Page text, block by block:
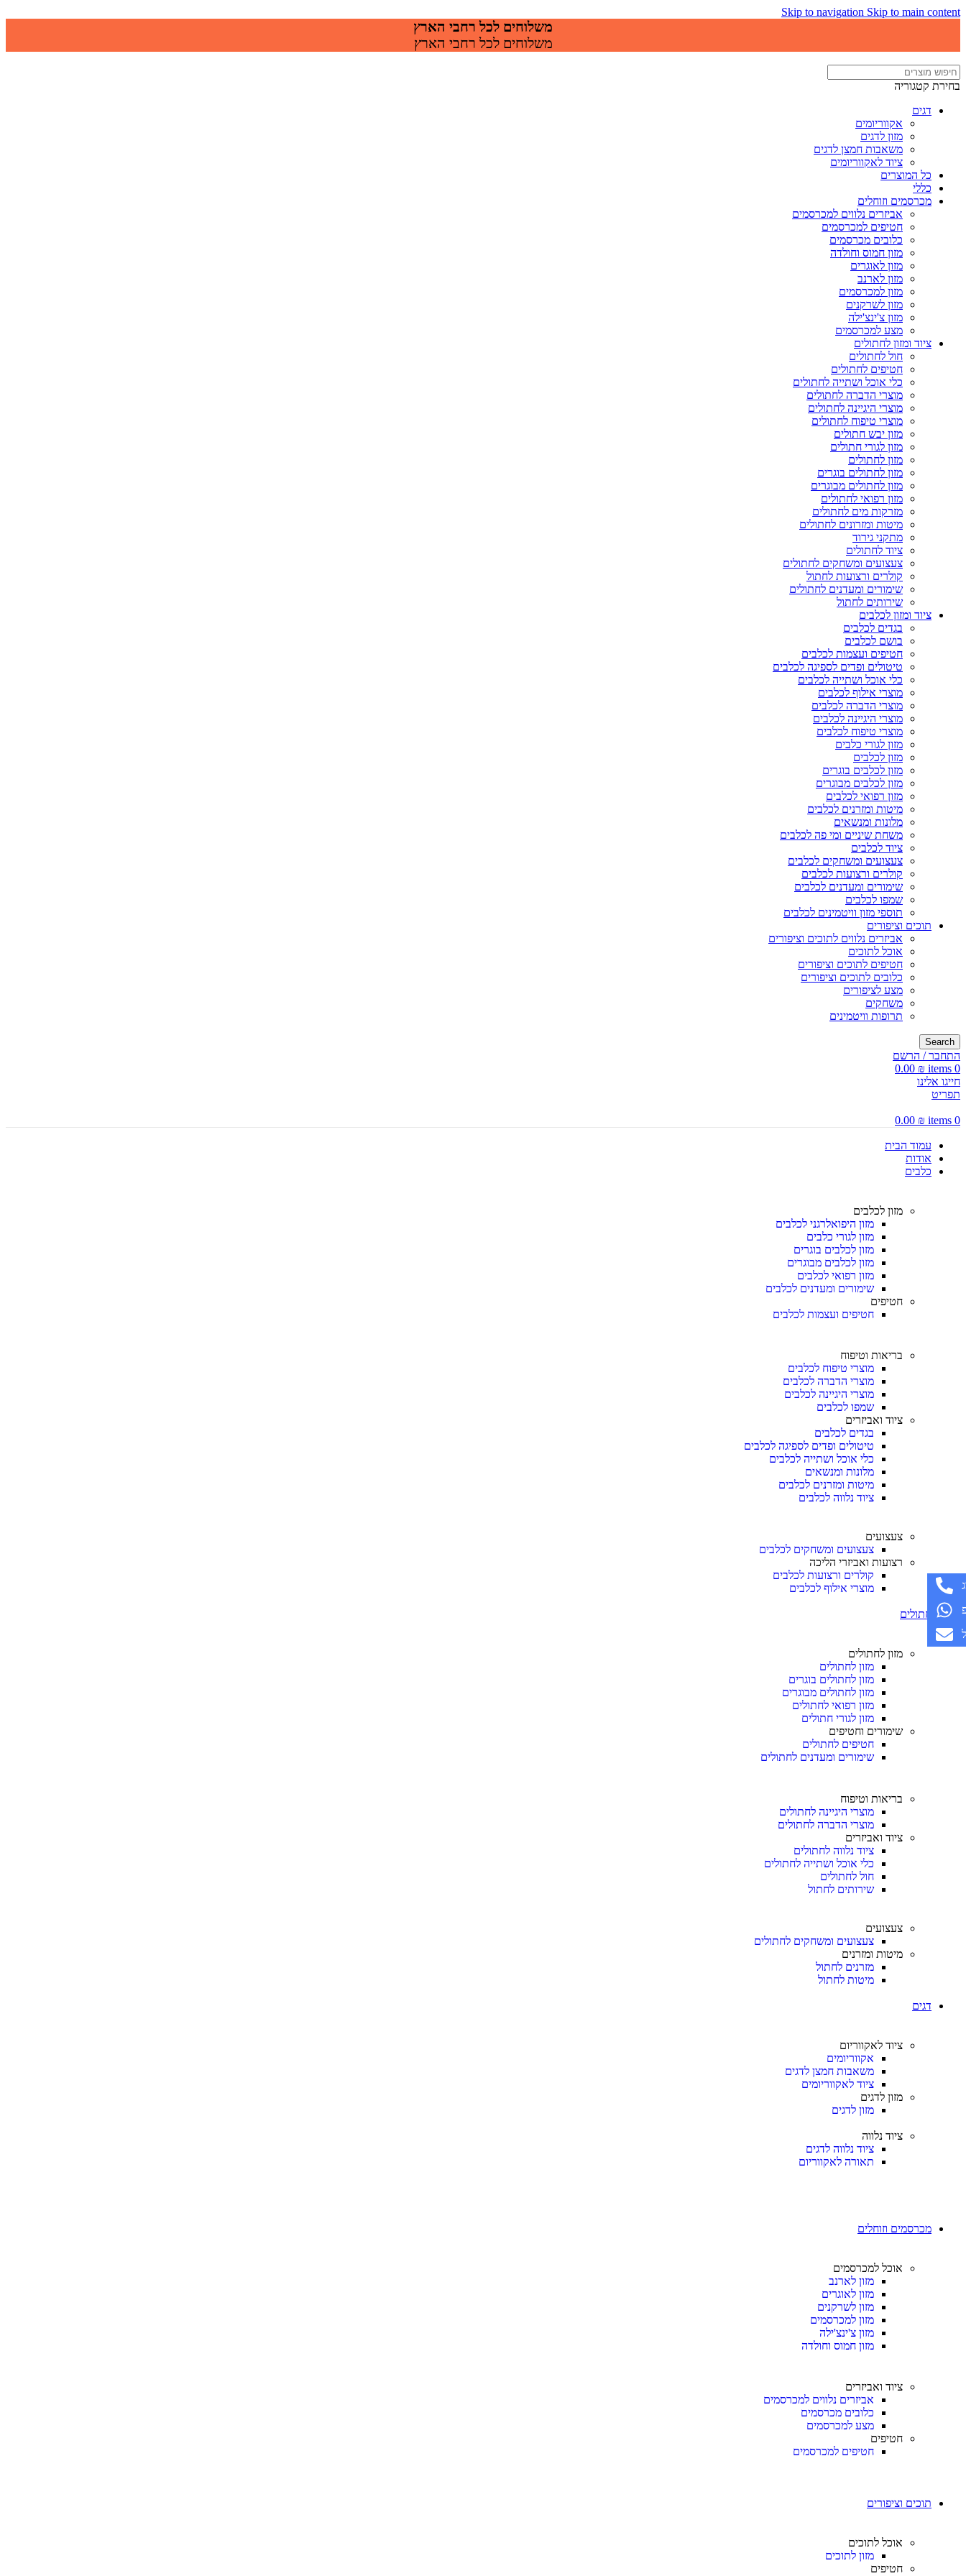
Skip to navigation Skip to main content
משלוחים לכל רחבי הארץ
משלוחים לכל רחבי הארץ
בחירת קטגוריה
דגים
אקווריומים
מזון לדגים
משאבות חמצן לדגים
ציוד לאקווריומים
כל המוצרים
כללי
מכרסמים וזוחלים
אביזרים נלווים למכרסמים
חטיפים למכרסמים
כלובים מכרסמים
מזון חמוס וחולדה
מזון לאוגרים
מזון לארנב
מזון למכרסמים
מזון לשרקנים
מזון צ'ינצ'ילה
מצע למכרסמים
ציוד ומזון לחתולים
חול לחתולים
חטיפים לחתולים
כלי אוכל ושתייה לחתולים
מוצרי הדברה לחתולים
מוצרי היגיינה לחתולים
מוצרי טיפוח לחתולים
מזון יבש חתולים
מזון לגורי חתולים
מזון לחתולים
מזון לחתולים בוגרים
מזון לחתולים מבוגרים
מזון רפואי לחתולים
מזרקות מים לחתולים
מיטות ומזרונים לחתולים
מתקני גירוד
ציוד לחתולים
צעצועים ומשחקים לחתולים
קולרים ורצועות לחתול
שימורים ומעדנים לחתולים
שירותים לחתול
ציוד ומזון לכלבים
בגדים לכלבים
בושם לכלבים
חטיפים ועצמות לכלבים
טיטולים ופדים לספיגה לכלבים
כלי אוכל ושתייה לכלבים
מוצרי אילוף לכלבים
מוצרי הדברה לכלבים
מוצרי היגיינה לכלבים
מוצרי טיפוח לכלבים
מזון לגורי כלבים
מזון לכלבים
מזון לכלבים בוגרים
מזון לכלבים מבוגרים
מזון רפואי לכלבים
מיטות ומזרנים לכלבים
מלונות ומנשאים
משחת שיניים ומי פה לכלבים
ציוד לכלבים
צעצועים ומשחקים לכלבים
קולרים ורצועות לכלבים
שימורים ומעדנים לכלבים
שמפו לכלבים
תוספי מזון וויטמינים לכלבים
תוכים וציפורים
אביזרים נלווים לתוכים וציפורים
אוכל לתוכים
חטיפים לתוכים וציפורים
כלובים לתוכים וציפורים
מצע לציפורים
משחקים
תרופות וויטמינים
Search
התחבר / הרשם
0
items
0.00 ₪
חייגו אלינו
תפריט
0
items
0.00 ₪
עמוד הבית
אודות
כלבים
מזון לכלבים
מזון היפואלרגני לכלבים
מזון לגורי כלבים
מזון לכלבים בוגרים
מזון לכלבים מבוגרים
מזון רפואי לכלבים
שימורים ומעדנים לכלבים
חטיפים
חטיפים ועצמות לכלבים
בריאות וטיפוח
מוצרי טיפוח לכלבים
מוצרי הדברה לכלבים
מוצרי היגיינה לכלבים
שמפו לכלבים
ציוד ואביזרים
בגדים לכלבים
טיטולים ופדים לספיגה לכלבים
כלי אוכל ושתייה לכלבים
מלונות ומנשאים
מיטות ומזרנים לכלבים
ציוד נלווה לכלבים
צעצועים
צעצועים ומשחקים לכלבים
רצועות ואביזרי הליכה
קולרים ורצועות לכלבים
מוצרי אילוף לכלבים
חתולים
מזון לחתולים
מזון לחתולים
מזון לחתולים בוגרים
מזון לחתולים מבוגרים
מזון רפואי לחתולים
מזון לגורי חתולים
שימורים וחטיפים
חטיפים לחתולים
שימורים ומעדנים לחתולים
בריאות וטיפוח
מוצרי היגיינה לחתולים
מוצרי הדברה לחתולים
ציוד ואביזרים
ציוד נלווה לחתולים
כלי אוכל ושתייה לחתולים
חול לחתולים
שירותים לחתול
צעצועים
צעצועים ומשחקים לחתולים
מיטות ומזרנים
מזרנים לחתול
מיטות לחתול
דגים
ציוד לאקווריום
אקווריומים
משאבות חמצן לדגים
ציוד לאקווריומים
מזון לדגים
מזון לדגים
ציוד נלווה
ציוד נלווה לדגים
תאורה לאקווריום
מכרסמים וזוחלים
אוכל למכרסמים
מזון לארנב
מזון לאוגרים
מזון לשרקנים
מזון למכרסמים
מזון צ'ינצ'ילה
מזון חמוס וחולדה
ציוד ואביזרים
אביזרים נלווים למכרסמים
כלובים מכרסמים
מצע למכרסמים
חטיפים
חטיפים למכרסמים
תוכים וציפורים
אוכל לתוכים
מזון לתוכים
חטיפים